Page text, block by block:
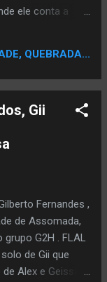
ele conta a
e se
hoje são um
jovem talentoso
foi lançada no
áudio também
QUEBRADA...
Gii
Fernandes ,
de Assomada,
G2H . FLAL
de Gii que
Alex e Geissa